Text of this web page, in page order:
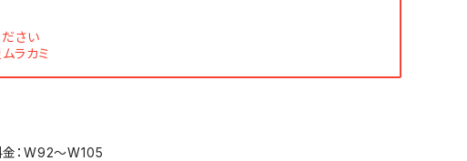
さい
ラカミ
：W92～W105